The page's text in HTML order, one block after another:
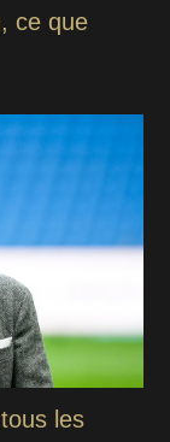
ce que
les